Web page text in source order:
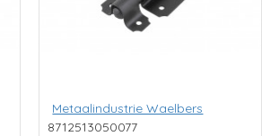
Metaalindustrie Waelbers
8712513050077